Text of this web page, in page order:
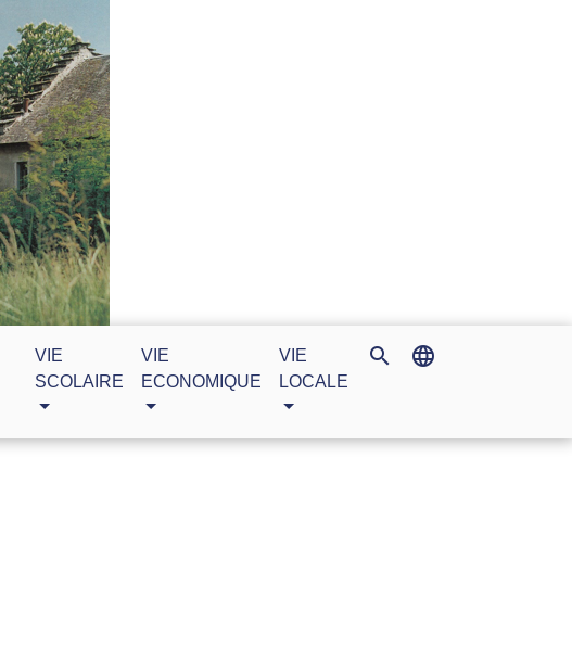
VIE
SCOLAIRE
VIE
ECONOMIQUE
VIE
LOCALE
search language